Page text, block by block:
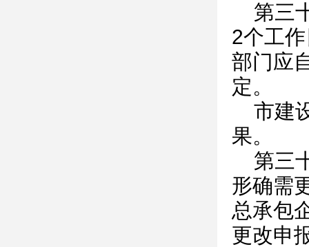
第三
2个工
部门应
定。
市建
果。
第三
形确需
总承包
更改申